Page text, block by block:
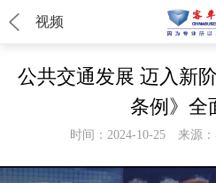
视频
公共交通发展 迈入新
条例》全
时间：2024-10-25 来源